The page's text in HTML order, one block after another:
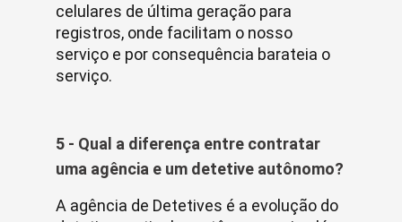
celulares de última geração para
registros, onde facilitam o nosso
serviço e por consequência barateia o
serviço.
5 - Qual a diferença entre contratar
uma agência e um detetive autônomo?
A agência de Detetives é a evolução do